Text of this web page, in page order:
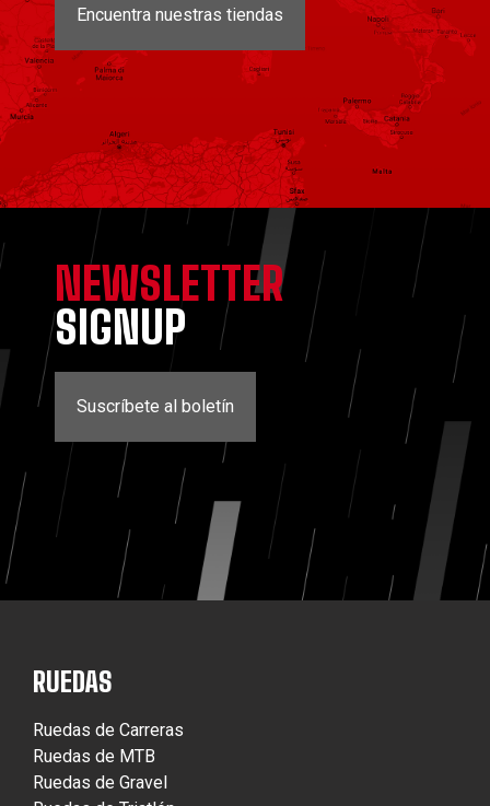
Encuentra nuestras tiendas
NEWSLETTER
SIGNUP
Suscríbete al boletín
RUEDAS
Ruedas de Carreras
Ruedas de MTB
Ruedas de Gravel